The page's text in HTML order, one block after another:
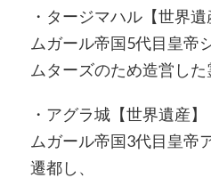
・タージマハル【世界遺
ムガール帝国5代目皇帝
ムターズのため造営した
・アグラ城【世界遺産】
ムガール帝国3代目皇帝
遷都し、